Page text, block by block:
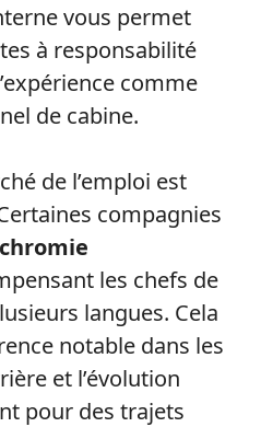
vous permet
à responsabilité
comme
de cabine.
de l’emploi est
compagnies
les chefs de
langues. Cela
notable dans les
et l’évolution
pour des trajets